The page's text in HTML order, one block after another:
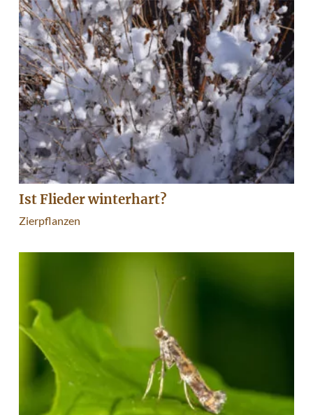
Ist Flieder winterhart?
Zierpflanzen